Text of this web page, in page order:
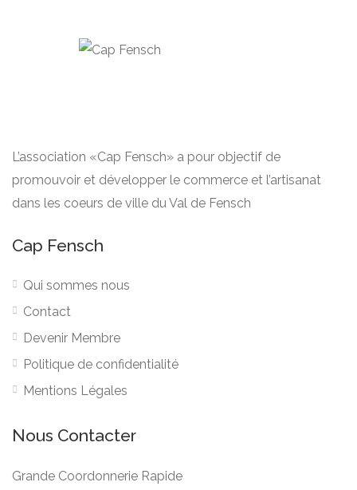
L’association «Cap Fensch» a pour objectif de
promouvoir et développer le commerce et l’artisanat
dans les coeurs de ville du Val de Fensch
Cap Fensch
Qui sommes nous
Contact
Devenir Membre
Politique de confidentialité
Mentions Légales
Nous Contacter
Grande Coordonnerie Rapide